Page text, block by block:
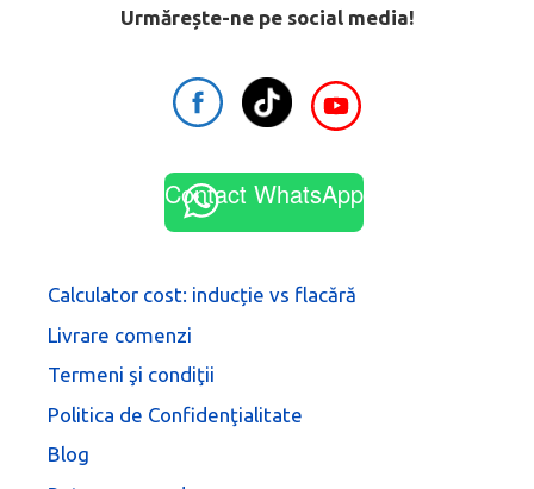
Urmărește-ne pe social media!
Contact WhatsApp
Calculator cost: inducție vs flacără
Livrare comenzi
Termeni şi condiţii
Politica de Confidenţialitate
Blog